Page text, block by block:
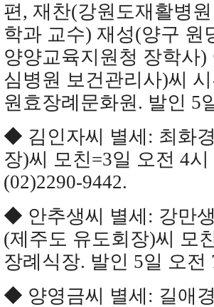
편, 재찬(강원도재활병
학과 교수) 재성(양구 원
양양교육지원청 장학사
심병원 보건관리사)씨
원효장례문화원. 발인 5
◆ 김인자씨 별세: 최화
장)씨 모친=3일 오전 4
(02)2290-9442.
◆ 안추생씨 별세: 강만
(제주도 유도회장)씨 모
장례식장. 발인 5일 오전
◆ 양영금씨 별세: 길애